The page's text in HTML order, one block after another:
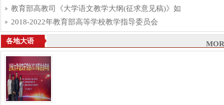
教育部高教司《大学语文教学大纲(征求意见稿)》如
2018-2022年教育部高等学校教学指导委员会
各地大语